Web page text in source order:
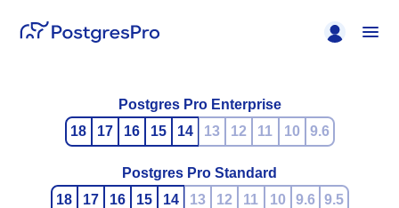
Postgres Pro Enterprise
18
17 16 15 14 13 12 11 10 9.6
Postgres Pro Standard
18
17 16 15 14 13 12 11 10 9.6 9.5